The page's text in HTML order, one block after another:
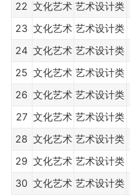
22 文化艺术 艺术设计类
23 文化艺术 艺术设计类
24 文化艺术 艺术设计类
25 文化艺术 艺术设计类
26 文化艺术 艺术设计类
27 文化艺术 艺术设计类
28 文化艺术 艺术设计类
29 文化艺术 艺术设计类
30 文化艺术 艺术设计类